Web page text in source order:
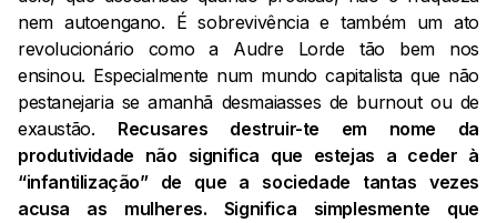
nem autoengano. É sobrevivência e também um ato
revolucionário como a Audre Lorde tão bem nos
ensinou. Especialmente num mundo capitalista que não
pestanejaria se amanhã desmaiasses de burnout ou de
exaustão. Recusares destruir-te em nome da
produtividade não significa que estejas a ceder à
“infantilização” de que a sociedade tantas vezes
acusa as mulheres. Significa simplesmente que